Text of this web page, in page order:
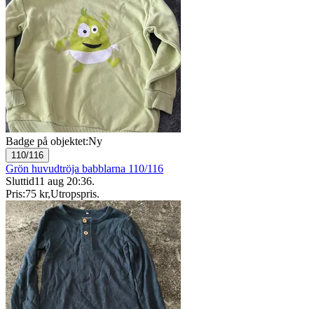
Badge på objektet:Ny
110/116
Grön huvudtröja babblarna 110/116
Sluttid11 aug 20:36.
Pris:75 kr,Utropspris.